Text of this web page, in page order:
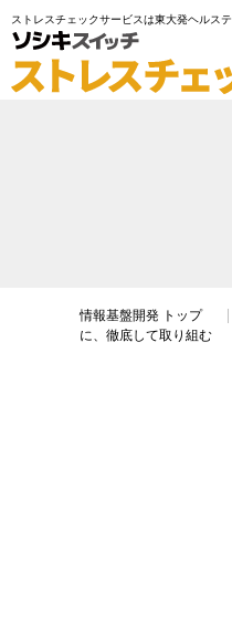
ストレスチェックサービスは東大発ヘルス
情報基盤開発 トップ
に、徹底して取り組む